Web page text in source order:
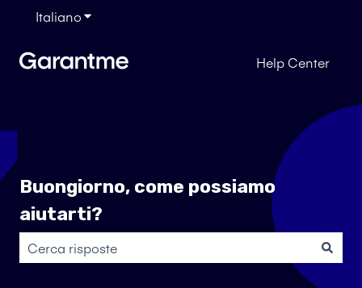
ItalianoMostra sottomenu per le traduzioni
Help Center
Buongiorno, come possiamo
aiutarti?
Non sono presenti suggerimenti perché il campo di